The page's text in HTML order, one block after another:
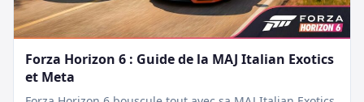
Forza Horizon 6 : Guide de la MAJ Italian Exotics
et Meta